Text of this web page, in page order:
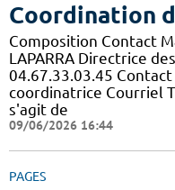
Coordination
Composition Contact
LAPARRA Directrice
04.67.33.03.45
coordinatrice Courriel
s'agit de
09/06/2026 16:44
PAGES